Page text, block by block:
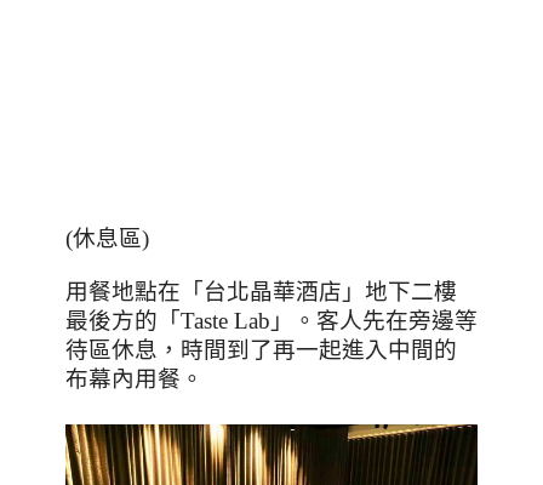
(休息區)
用餐地點在「台北晶華酒店」地下二樓
最後方的「 Taste Lab 」。客人先在旁邊等
待區休息，時間到了再一起進入中間的
布幕內用餐。